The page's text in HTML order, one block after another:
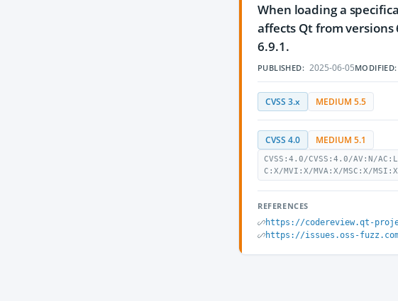
When loading a
affects Qt from versions
6.9.1.
PUBLISHED: 2025-06-05MODIFIED:
CVSS 3.x MEDIUM 5.5
CVSS 4.0 MEDIUM 5.1
CVSS:4.0/CVSS:4.0/AV:N/
C:X/MVI:X/MVA:X/MSC:X/
REFERENCES
https://codereview.qt-
https://issues.oss-